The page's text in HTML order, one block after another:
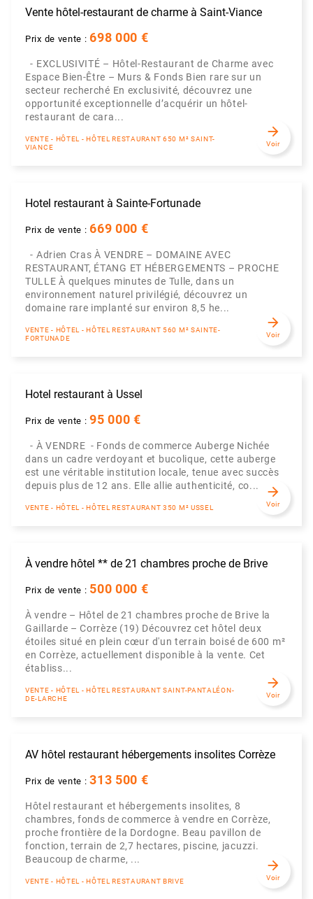
Vente hôtel-restaurant de charme à Saint-Viance
Prix de vente :698 000 €
- EXCLUSIVITÉ – Hôtel-Restaurant de Charme avec
Espace Bien-Être – Murs & Fonds Bien rare sur un
secteur recherché En exclusivité, découvrez une
opportunité exceptionnelle d’acquérir un hôtel-
restaurant de cara...
VENTE - HÔTEL - HÔTEL RESTAURANT 650 M² SAINT-
VIANCE
arrow_forward
Voir
Hotel restaurant à Sainte-Fortunade
Prix de vente :669 000 €
- Adrien Cras À VENDRE – DOMAINE AVEC
RESTAURANT, ÉTANG ET HÉBERGEMENTS – PROCHE
TULLE À quelques minutes de Tulle, dans un
environnement naturel privilégié, découvrez un
domaine rare implanté sur environ 8,5 he...
VENTE - HÔTEL - HÔTEL RESTAURANT 560 M² SAINTE-
FORTUNADE
arrow_forward
Voir
Hotel restaurant à Ussel
Prix de vente :95 000 €
- À VENDRE - Fonds de commerce Auberge Nichée
dans un cadre verdoyant et bucolique, cette auberge
est une véritable institution locale, tenue avec succès
depuis plus de 12 ans. Elle allie authenticité, co...
VENTE - HÔTEL - HÔTEL RESTAURANT 350 M² USSEL
arrow_forward
Voir
À vendre hôtel ** de 21 chambres proche de Brive
Prix de vente : 500 000 €
À vendre – Hôtel de 21 chambres proche de Brive la
Gaillarde – Corrèze (19) Découvrez cet hôtel deux
étoiles situé en plein cœur d'un terrain boisé de 600 m²
en Corrèze, actuellement disponible à la vente. Cet
établiss...
VENTE - HÔTEL - HÔTEL RESTAURANT SAINT-PANTALÉON-
DE-LARCHE
arrow_forward
Voir
AV hôtel restaurant hébergements insolites Corrèze
Prix de vente :313 500 €
Hôtel restaurant et hébergements insolites, 8
chambres, fonds de commerce à vendre en Corrèze,
proche frontière de la Dordogne. Beau pavillon de
fonction, terrain de 2,7 hectares, piscine, jacuzzi.
Beaucoup de charme, ...
VENTE - HÔTEL - HÔTEL RESTAURANT BRIVE
arrow_forward
Voir